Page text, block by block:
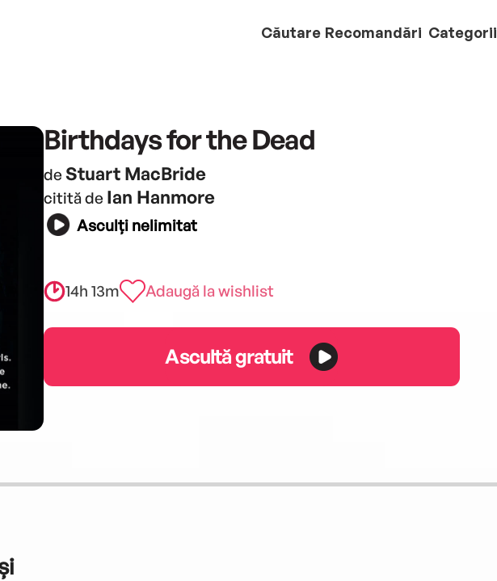
Căutare Recomandări Categorii
Birthdays for the Dead
de Stuart MacBride
citită de Ian Hanmore
Asculți nelimitat
14h 13m Adaugă la wishlist
Ascultă gratuit